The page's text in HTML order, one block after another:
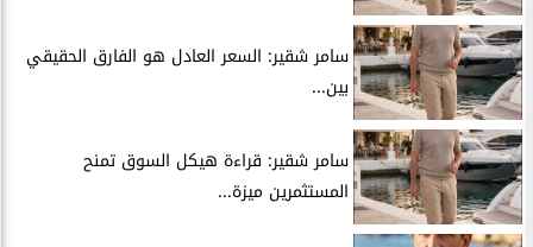
سامر شقير: السعر العادل هو الفارق الحقيقي
بين...
سامر شقير: قراءة هيكل السوق تمنح
المستثمرين ميزة...